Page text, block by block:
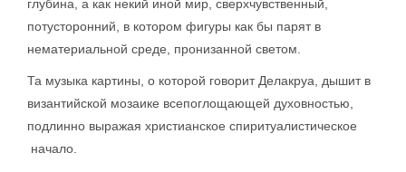
глубина, а как некий иной мир, сверхчувственный,
потусторонний, в котором фигуры как бы парят в
нематериальной среде, пронизанной светом.
Та музыка картины, о которой говорит Делакруа, дышит в
византийской мозаике всепоглощающей духовностью,
подлинно выражая христианское спиритуалистическое
начало.